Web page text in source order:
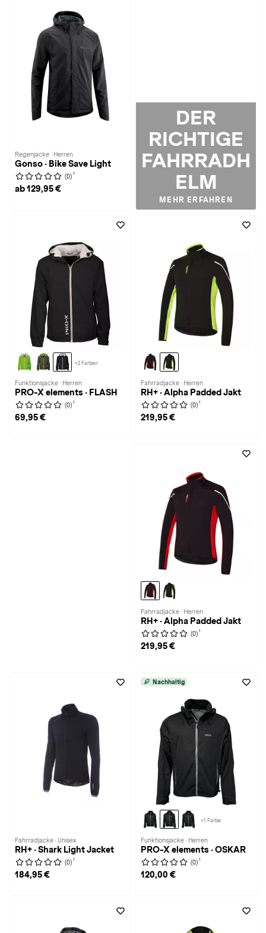
Regenjacke · Herren
Gonso · Bike Save Light
(0) 1
ab 129,95 €
DER
RICHTIGE
FAHRRADH
ELM
MEHR ERFAHREN
+2 Farben
Funktionsjacke · Herren
PRO-X elements · FLASH
(0) 1
69,95 €
Fahrradjacke · Herren
RH+ · Alpha Padded Jakt
(0) 1
219,95 €
Fahrradjacke · Herren
RH+ · Alpha Padded Jakt
(0) 1
219,95 €
Fahrradjacke · Unisex
RH+ · Shark Light Jacket
(0) 1
184,95 €
Nachhaltig
+1 Farbe
Funktionsjacke · Herren
PRO-X elements · OSKAR
(0) 1
120,00 €